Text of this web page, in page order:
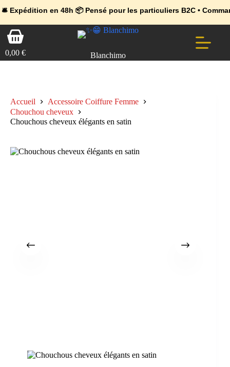
en 48h 📦 Pensé pour les particuliers B2C • Commande
🔥 Déjà adopté par les pros 👉 Passez en Espace Pro B2B 📦
💼 Offres réservées aux professionnels 🚀 Rejoignez l’Espace Pro
PasserPanier
d’achat
0,00 € Blanchimo
Accueil
Accessoire Coiffure Femme
Chouchou cheveux
Chouchous cheveux élégants en satin